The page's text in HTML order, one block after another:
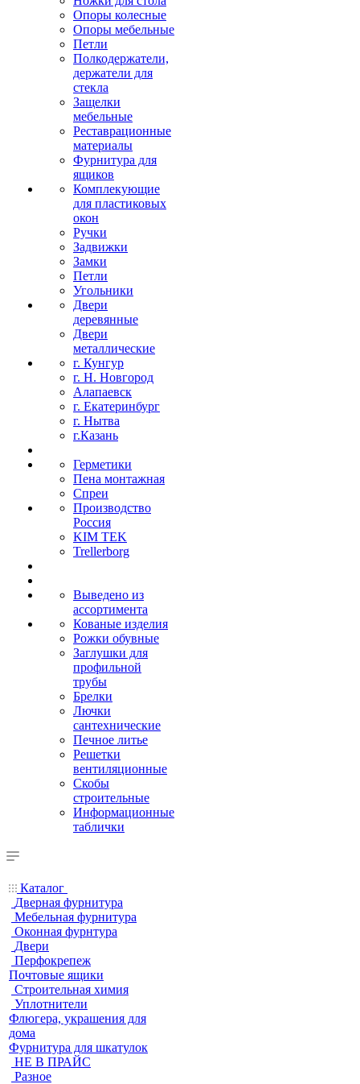
Опоры колесные
Опоры мебельные
Петли
Полкодержатели,
держатели для
стекла
Защелки
мебельные
Реставрационные
материалы
Фурнитура для
ящиков
Комплекующие
для пластиковых
окон
Ручки
Задвижки
Замки
Петли
Угольники
Двери
деревянные
Двери
металлические
г. Кунгур
г. Н. Новгород
Алапаевск
г. Екатеринбург
г. Нытва
г.Казань
Герметики
Пена монтажная
Спреи
Производство
Россия
KIM TEK
Trellerborg
Выведено из
ассортимента
Кованые изделия
Рожки обувные
Заглушки для
профильной
трубы
Брелки
Лючки
сантехнические
Печное литье
Решетки
вентиляционные
Скобы
строительные
Информационные
таблички
Каталог
Дверная фурнитура
Мебельная фурнитура
Оконная фурнтура
Двери
Перфокрепеж
Почтовые ящики
Строительная химия
Уплотнители
Флюгера, украшения для
дома
Фурнитура для шкатулок
НЕ В ПРАЙС
Разное